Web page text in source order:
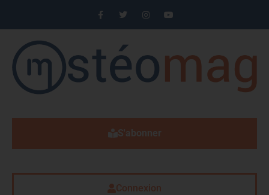
S'abonner
Connexion